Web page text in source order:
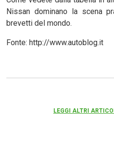
Nissan dominano la scena
brevetti del mondo.
Fonte: http://www.autoblog.it
LEGGI ALTRI